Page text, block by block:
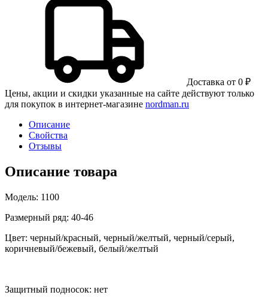
Доставка от 0 ₽
Цены, акции и скидки указанные на сайте действуют только
для покупок в интернет-магазине nordman.ru
Описание
Свойства
Отзывы
Описание товара
Модель: 1100
Размерный ряд: 40-46
Цвет: черный/красный, черный/желтый, черный/серый,
коричневый/бежевый, белый/желтый
Защитный подносок: нет